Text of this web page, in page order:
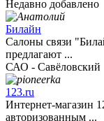
Недавно добавлено
Билайн
Салоны связи
предлагают ...
САО - Савёловский
123.ru
Интернет-магазин
авторизованным ...